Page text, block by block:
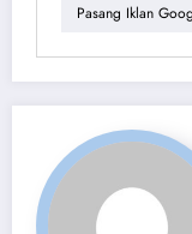
Pasang Iklan